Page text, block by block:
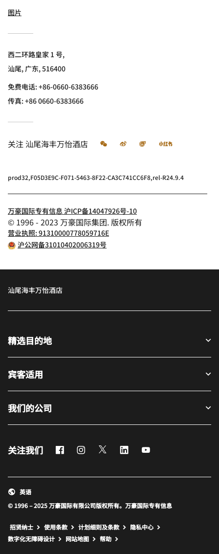
图片
西二环路皇家 1 号,
汕尾, 广东, 516400
免费电话:+86-0660-6383666
传真:+86 0660-6383666
关注 汕尾海丰万怡酒店 微信 微博 飞猪 小红书
prod32,F05D3E9C-F071-5463-8F22-CA3C741CC6F8,rel-R24.9.4
万豪国际专有信息 沪ICP备14047926号-10
© 1996 - 2023 万豪国际集团. 版权所有
营业执照: 91310000778059716E
沪公网备31010402006319号
汕尾海丰万怡酒店
精选目的地
宾客适用
我们的公司
关注我们 FacebookInstagram
Twitter LinkedIn
© 1996 – 2025 万豪国际有限公司版权所有。万豪国际专有信息
英语
招贤纳士 使用条款 计划细则及条款
隐私中心
数字化无障碍设计
网站地图 打开新窗口
帮助